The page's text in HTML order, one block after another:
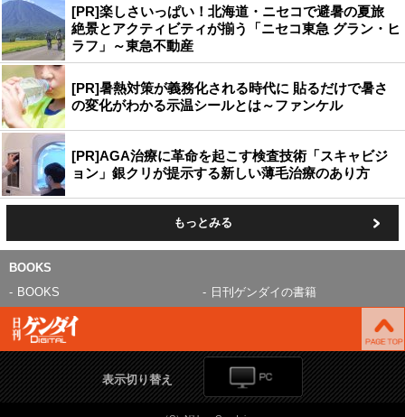
[PR]楽しさいっぱい！北海道・ニセコで避暑の夏旅
絶景とアクティビティが揃う「ニセコ東急 グラン・ヒ
ラフ」～東急不動産
[PR]暑熱対策が義務化される時代に 貼るだけで暑さ
の変化がわかる示温シールとは～ファンケル
[PR]AGA治療に革命を起こす検査技術「スキャビジ
ョン」銀クリが提示する新しい薄毛治療のあり方
もっとみる
BOOKS
BOOKS
日刊ゲンダイの書籍
表示切り替え